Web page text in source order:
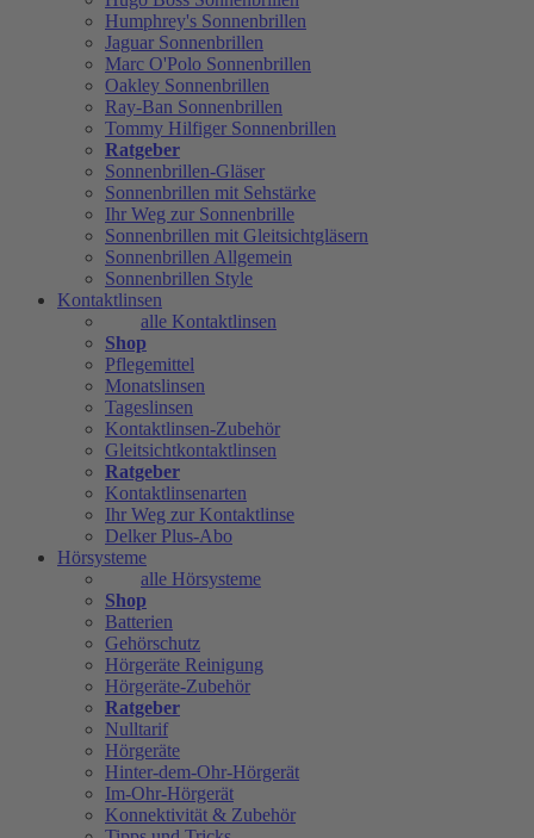
Humphrey's Sonnenbrillen
Jaguar Sonnenbrillen
Marc O'Polo Sonnenbrillen
Oakley Sonnenbrillen
Ray-Ban Sonnenbrillen
Tommy Hilfiger Sonnenbrillen
Ratgeber
Sonnenbrillen-Gläser
Sonnenbrillen mit Sehstärke
Ihr Weg zur Sonnenbrille
Sonnenbrillen mit Gleitsichtgläsern
Sonnenbrillen Allgemein
Sonnenbrillen Style
Kontaktlinsen
alle Kontaktlinsen
Shop
Pflegemittel
Monatslinsen
Tageslinsen
Kontaktlinsen-Zubehör
Gleitsichtkontaktlinsen
Ratgeber
Kontaktlinsenarten
Ihr Weg zur Kontaktlinse
Delker Plus-Abo
Hörsysteme
alle Hörsysteme
Shop
Batterien
Gehörschutz
Hörgeräte Reinigung
Hörgeräte-Zubehör
Ratgeber
Nulltarif
Hörgeräte
Hinter-dem-Ohr-Hörgerät
Im-Ohr-Hörgerät
Konnektivität & Zubehör